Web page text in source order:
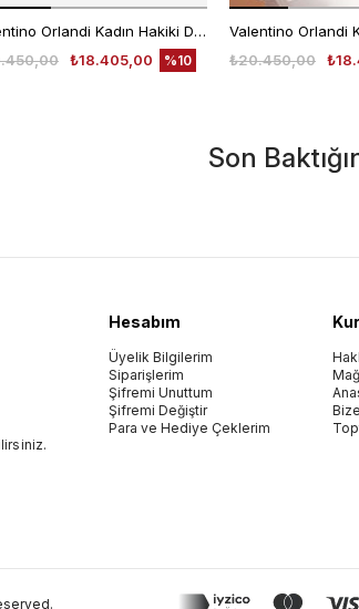
Valentino Orlandi Kadın Hakiki Deri Bordo Omuz Çantası
₺18.405,00
%10 ₺20.450,00
Son
Hesabım
Üyelik Bilgilerim
Siparişlerim
Şifremi Unuttum
Şifremi Değiştir
Para ve Hediye Çeklerim